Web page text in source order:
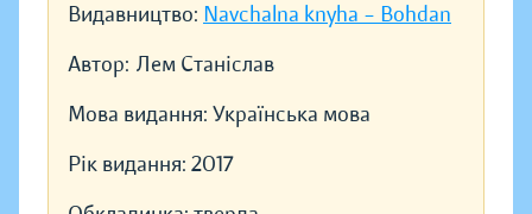
Видавництво: Navchalna knyha – Bohdan
Автор: Лем Станіслав
Мова видання: Українська мова
Рік видання: 2017